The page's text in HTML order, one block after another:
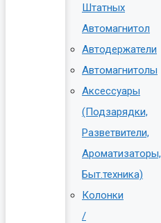
Штатных
Автомагнитол
Автодержатели
Автомагнитолы
Аксессуары
(Подзарядки,
Разветвители,
Ароматизаторы,
Быт.техника)
Колонки
/